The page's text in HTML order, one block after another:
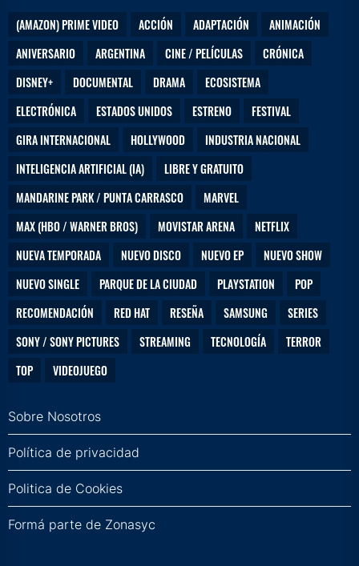
(AMAZON) PRIME VIDEO ACCIÓN ADAPTACIÓN
ANIMACIÓN
ANIVERSARIO
ARGENTINA CINE / PELÍCULAS
CRÓNICA
DISNEY+
DOCUMENTAL DRAMA
ECOSISTEMA
ELECTRÓNICA
ESTADOS UNIDOS ESTRENO
FESTIVAL
GIRA INTERNACIONAL
HOLLYWOOD
INDUSTRIA NACIONAL
INTELIGENCIA ARTIFICIAL (IA)
LIBRE Y GRATUITO
MANDARINE PARK / PUNTA CARRASCO
MARVEL
MAX (HBO / WARNER BROS)
MOVISTAR ARENA
NETFLIX
NUEVA TEMPORADA
NUEVO DISCO NUEVO EP
NUEVO SHOW
NUEVO SINGLE
PARQUE DE LA CIUDAD PLAYSTATION
POP
RECOMENDACIÓN
RED HAT RESEÑA SAMSUNG
SERIES
SONY / SONY PICTURES
STREAMING TECNOLOGÍA
TERROR
TOP
VIDEOJUEGO
Sobre Nosotros
Política de privacidad
Politica de Cookies
Formá parte de Zonasyc